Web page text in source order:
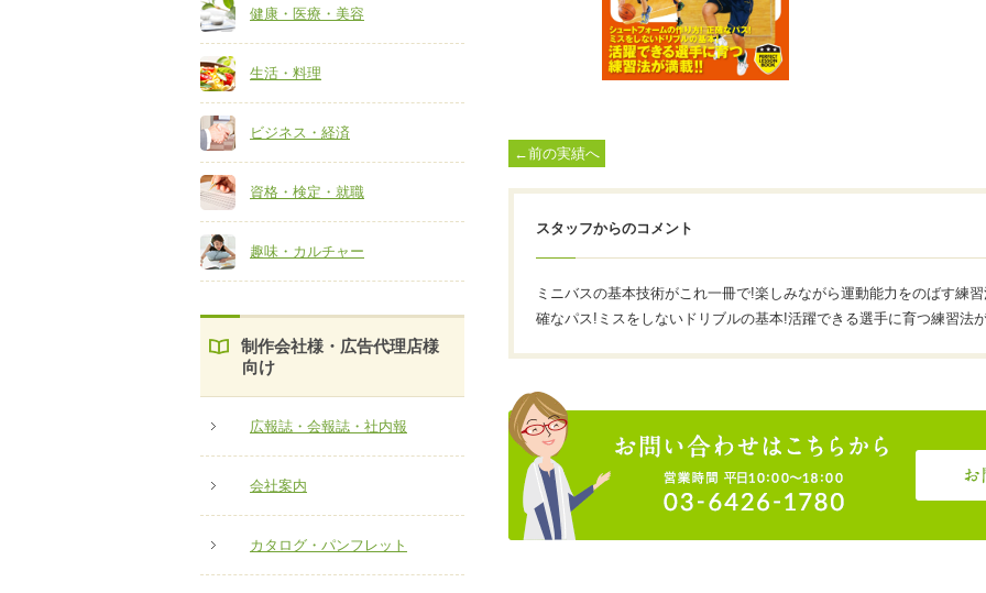
健康・医療・美容
生活・料理
ビジネス・経済
資格・検定・就職
趣味・カルチャー
制作会社様・広告代理店様
向け
広報誌・会報誌・社内報
会社案内
カタログ・パンフレット
←前の実績へ
スタッフからのコメント
ミニバスの基本技術がこれ一冊で!楽しみながら運動能力をのばす練
確なパス!ミスをしないドリブルの基本!活躍できる選手に育つ練習法